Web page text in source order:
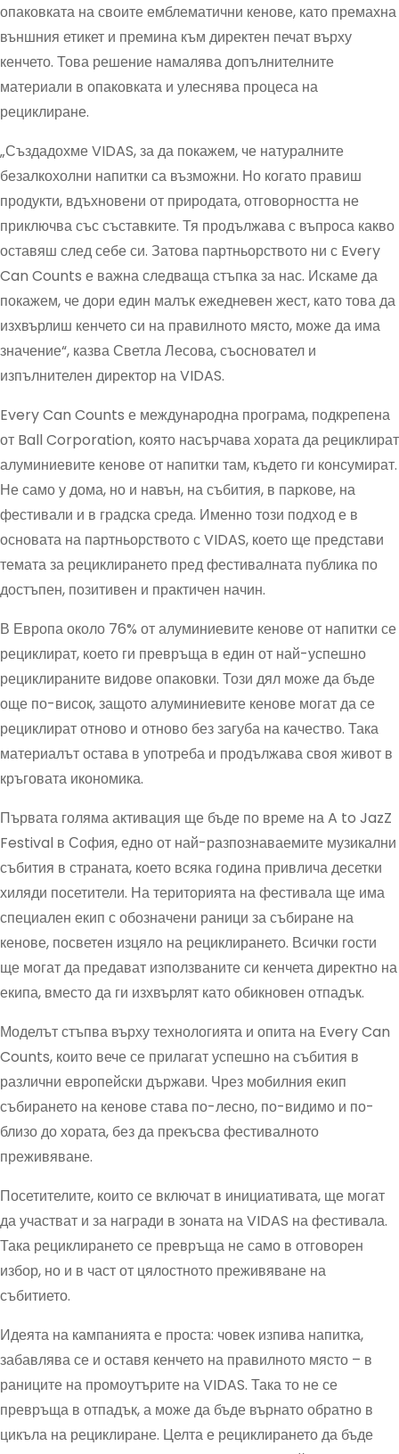
опаковката на своите емблематични кенове, като премахна
външния етикет и премина към директен печат върху
кенчето. Това решение намалява допълнителните
материали в опаковката и улеснява процеса на
рециклиране.
„Създадохме VIDAS, за да покажем, че натуралните
безалкохолни напитки са възможни. Но когато правиш
продукти, вдъхновени от природата, отговорността не
приключва със съставките. Тя продължава с въпроса какво
оставяш след себе си. Затова партньорството ни с Every
Can Counts е важна следваща стъпка за нас. Искаме да
покажем, че дори един малък ежедневен жест, като това да
изхвърлиш кенчето си на правилното място, може да има
значение“, казва Светла Лесова, съосновател и
изпълнителен директор на VIDAS.
Every Can Counts е международна програма, подкрепена
от Ball Corporation, която насърчава хората да рециклират
алуминиевите кенове от напитки там, където ги консумират.
Не само у дома, но и навън, на събития, в паркове, на
фестивали и в градска среда. Именно този подход е в
основата на партньорството с VIDAS, което ще представи
темата за рециклирането пред фестивалната публика по
достъпен, позитивен и практичен начин.
В Европа около 76% от алуминиевите кенове от напитки се
рециклират, което ги превръща в един от най-успешно
рециклираните видове опаковки. Този дял може да бъде
още по-висок, защото алуминиевите кенове могат да се
рециклират отново и отново без загуба на качество. Така
материалът остава в употреба и продължава своя живот в
кръговата икономика.
Първата голяма активация ще бъде по време на A to JazZ
Festival в София, едно от най-разпознаваемите музикални
събития в страната, което всяка година привлича десетки
хиляди посетители. На територията на фестивала ще има
специален екип с обозначени раници за събиране на
кенове, посветен изцяло на рециклирането. Всички гости
ще могат да предават използваните си кенчета директно на
екипа, вместо да ги изхвърлят като обикновен отпадък.
Моделът стъпва върху технологията и опита на Every Can
Counts, които вече се прилагат успешно на събития в
различни европейски държави. Чрез мобилния екип
събирането на кенове става по-лесно, по-видимо и по-
близо до хората, без да прекъсва фестивалното
преживяване.
Посетителите, които се включат в инициативата, ще могат
да участват и за награди в зоната на VIDAS на фестивала.
Така рециклирането се превръща не само в отговорен
избор, но и в част от цялостното преживяване на
събитието.
Идеята на кампанията е проста: човек изпива напитка,
забавлява се и оставя кенчето на правилното място – в
раниците на промоутърите на VIDAS. Така то не се
превръща в отпадък, а може да бъде върнато обратно в
цикъла на рециклиране. Целта е рециклирането да бъде